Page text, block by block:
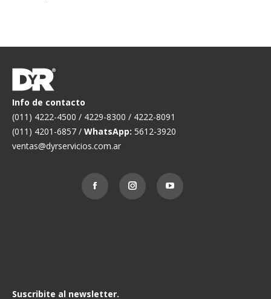
Info de contacto
(011) 4222-4500 / 4229-8300 / 4222-8091
(011) 4201-6857 / WhatsApp: 5612-3920
ventas@dyrservicios.com.ar
Suscribite al newsletter.